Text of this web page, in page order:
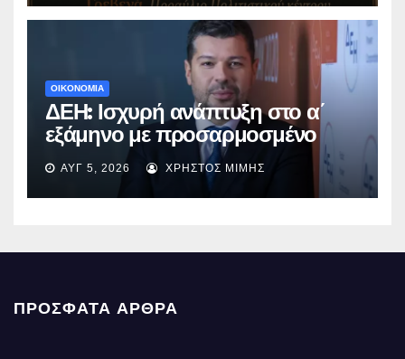
ΟΙΚΟΝΟΜΙΑ
ΔΕΗ: Ισχυρή ανάπτυξη στο α΄
εξάμηνο με προσαρμοσμένο
EBITDA στα €1,2 δισ.
ΑΥΓ 5, 2026 ΧΡΉΣΤΟΣ ΜΊΜΗΣ
ΠΡΌΣΦΑΤΑ ΆΡΘΡΑ